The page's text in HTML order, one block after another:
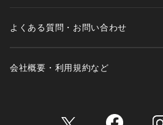
よくある質問・お問い合わせ
会社概要・利用規約など